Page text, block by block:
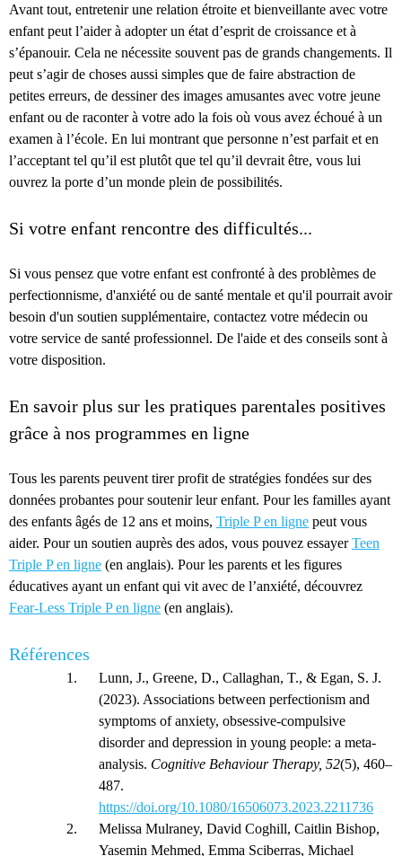
Avant tout, entretenir une relation étroite et bienveillante avec votre
enfant peut l’aider à adopter un état d’esprit de croissance et à
s’épanouir. Cela ne nécessite souvent pas de grands changements. Il
peut s’agir de choses aussi simples que de faire abstraction de
petites erreurs, de dessiner des images amusantes avec votre jeune
enfant ou de raconter à votre ado la fois où vous avez échoué à un
examen à l’école. En lui montrant que personne n’est parfait et en
l’acceptant tel qu’il est plutôt que tel qu’il devrait être, vous lui
ouvrez la porte d’un monde plein de possibilités.
Si votre enfant rencontre des difficultés...
Si vous pensez que votre enfant est confronté à des problèmes de
perfectionnisme, d'anxiété ou de santé mentale et qu'il pourrait avoir
besoin d'un soutien supplémentaire, contactez votre médecin ou
votre service de santé professionnel. De l'aide et des conseils sont à
votre disposition.
En savoir plus sur les pratiques parentales positives
grâce à nos programmes en ligne
Tous les parents peuvent tirer profit de stratégies fondées sur des
données probantes pour soutenir leur enfant. Pour les familles ayant
des enfants âgés de 12 ans et moins, Triple P en ligne peut vous
aider. Pour un soutien auprès des ados, vous pouvez essayerTeen
Triple P en ligne (en anglais). Pour les parents et les figures
éducatives ayant un enfant qui vit avec de l’anxiété, découvrez
Fear-Less Triple P en ligne (en anglais).
Références
Lunn, J., Greene, D., Callaghan, T., & Egan, S. J.
(2023). Associations between perfectionism and
symptoms of anxiety, obsessive-compulsive
disorder and depression in young people: a meta-
analysis. Cognitive Behaviour Therapy, 52(5), 460–
487.
https://doi.org/10.1080/16506073.2023.2211736
Melissa Mulraney, David Coghill, Caitlin Bishop,
Yasemin Mehmed, Emma Sciberras, Michael